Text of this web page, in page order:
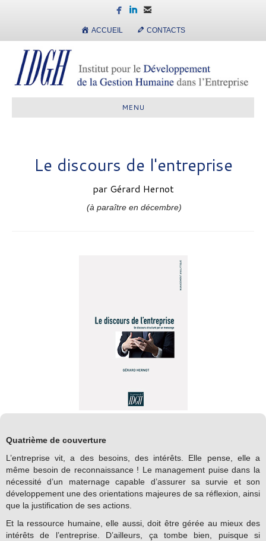
ACCUEIL CONTACTS
MENU
Le discours de l'entreprise
par Gérard Hernot
(à paraître en décembre)
Quatrième de couverture
L’entreprise vit, a des besoins, des intérêts. Elle pense, elle a
même besoin de reconnaissance ! Le management puise dans la
nécessité d’un maternage capable d’assurer sa survie et son
développement une des orientations majeures de sa réflexion, ainsi
que la justification de ses actions.
Et la ressource humaine, elle aussi, doit être gérée au mieux des
intérêts de l’entreprise. D’ailleurs, ça tombe bien, puisque si